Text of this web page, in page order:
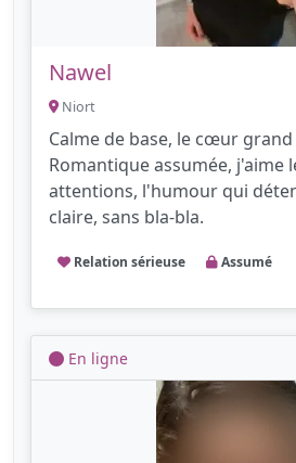
Nawel
Niort
Calme de base, le cœur
Romantique assumée, j'aime
attentions, l'humour qui
claire, sans bla-bla.
Relation sérieuse Assumé
En ligne